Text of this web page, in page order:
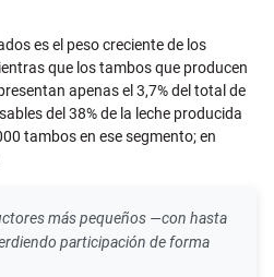
es el peso creciente de los
que los tambos que producen
apenas el 3,7% del total de
del 38% de la leche producida
tambos en ese segmento; en
más pequeños —con hasta
participación de forma